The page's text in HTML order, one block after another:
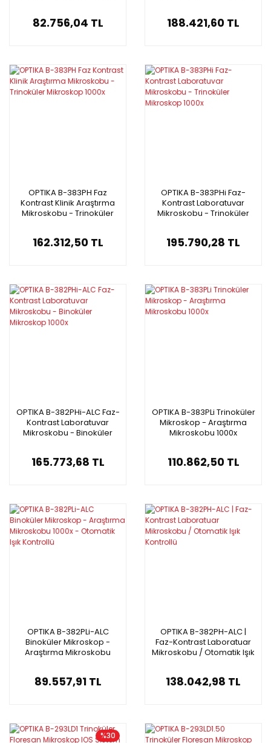
82.756,04 TL 188.421,60 TL
OPTIKA B-383PH Faz
Kontrast Klinik Araştırma
Mikroskobu - Trinoküler
162.312,50 TL
OPTIKA B-383PHi Faz-
Kontrast Laboratuvar
Mikroskobu - Trinoküler
195.790,28 TL
OPTIKA B-382PHi-ALC Faz-
Kontrast Laboratuvar
Mikroskobu - Binoküler
165.773,68 TL
OPTIKA B-383PLi Trinoküler
Mikroskop - Araştırma
Mikroskobu 1000x
110.862,50 TL
OPTIKA B-382PLi-ALC
Binoküler Mikroskop -
Araştırma Mikroskobu
89.557,91 TL
OPTIKA B-382PH-ALC |
Faz-Kontrast Laboratuar
Mikroskobu / Otomatik Işık
138.042,98 TL
%30